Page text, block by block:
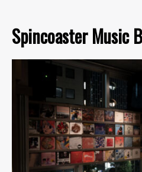
Spincoaster Music